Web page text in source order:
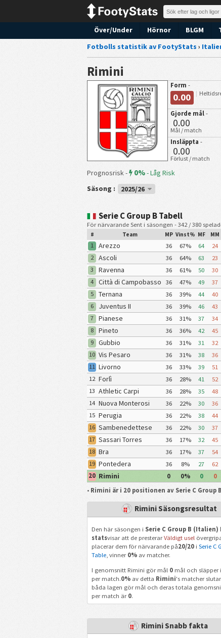
Över/Under Hörnor BLGM
Fotbolls statistik av FootyStats ›
Rimini
Form -
0.00
Gjorde mål -
0.00
Mål / match
Insläppta -
0.00
Förlust / match
Prognosrisk - 0%-Låg Risk
Säsong :
2025/26
Serie C Group B Tabell
För närvarande Sent i säsongen - 342 / 380
# Team MP Vinst% MF MM
1 Arezzo 36 67% 64 24
2
Ascoli 36 64% 63 23
3
Ravenna 36 61% 50 30
4
Città di Campobasso 36 47% 49 37
5
Ternana 36 39% 44 40
6
Juventus II 36 39% 46 43
7
Pianese 36 31% 37 34
8
Pineto 36 36% 42 45
9
Gubbio 36 31% 31 32
10 Vis Pesaro 36 31% 38 36
11 Livorno 36 33% 39 51
12 Forlì 36 28% 41 52
13 Athletic Carpi 36 28% 35 48
14 Nuova Monterosi 36 22% 30 36
15 Perugia 36 22% 38 44
16 Sambenedettese 36 22% 30 37
17 Sassari Torres 36 17% 32 45
18 Bra 36 17% 37 54
19 Pontedera 36 8% 27 62
20 Rimini 0 0% 0 0
• Rimini är i 20 positionen av Serie C Group
Rimini Säsongsresultat
Den här säsongen i Serie C Group B (Italien)
statsvisar att de presterarVäldigt usel
placerar dem för närvarande på20/20i Serie C
Table, vinner 0%av matcher.
I genomsnitt Rimini gör mål 0mål och släpper
per match.0%av detta Rimini's matcher
båda lagen gör mål och deras totala
per match är 0.
Rimini Snabb fakta